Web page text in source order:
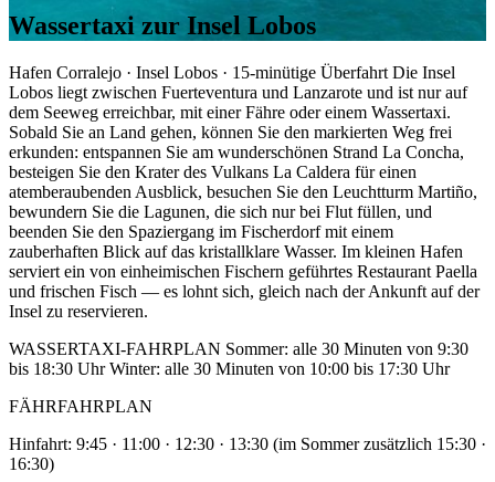
Wassertaxi zur Insel Lobos
Hafen Corralejo · Insel Lobos · 15-minütige Überfahrt Die Insel
Lobos liegt zwischen Fuerteventura und Lanzarote und ist nur auf
dem Seeweg erreichbar, mit einer Fähre oder einem Wassertaxi.
Sobald Sie an Land gehen, können Sie den markierten Weg frei
erkunden: entspannen Sie am wunderschönen Strand La Concha,
besteigen Sie den Krater des Vulkans La Caldera für einen
atemberaubenden Ausblick, besuchen Sie den Leuchtturm Martiño,
bewundern Sie die Lagunen, die sich nur bei Flut füllen, und
beenden Sie den Spaziergang im Fischerdorf mit einem
zauberhaften Blick auf das kristallklare Wasser. Im kleinen Hafen
serviert ein von einheimischen Fischern geführtes Restaurant Paella
und frischen Fisch — es lohnt sich, gleich nach der Ankunft auf der
Insel zu reservieren.
WASSERTAXI-FAHRPLAN Sommer: alle 30 Minuten von 9:30
bis 18:30 Uhr Winter: alle 30 Minuten von 10:00 bis 17:30 Uhr
FÄHRFAHRPLAN
Hinfahrt: 9:45 · 11:00 · 12:30 · 13:30 (im Sommer zusätzlich 15:30 ·
16:30)